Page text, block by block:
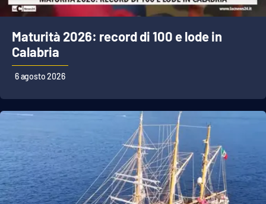
Maturità 2026: record di 100 e lode in
Calabria
6 agosto 2026